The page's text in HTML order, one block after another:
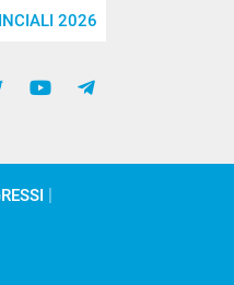
2026